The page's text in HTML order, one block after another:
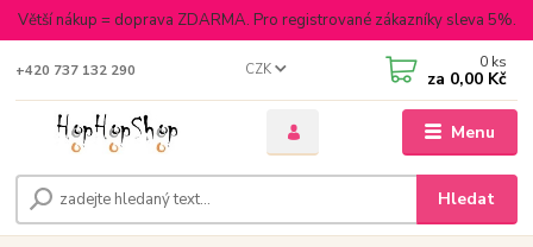
Větší nákup = doprava ZDARMA. Pro registrované zákazníky sleva 5%.
Menu
CZK
Hledat
+420 737 132 290 0 ks
za 0,00 Kč